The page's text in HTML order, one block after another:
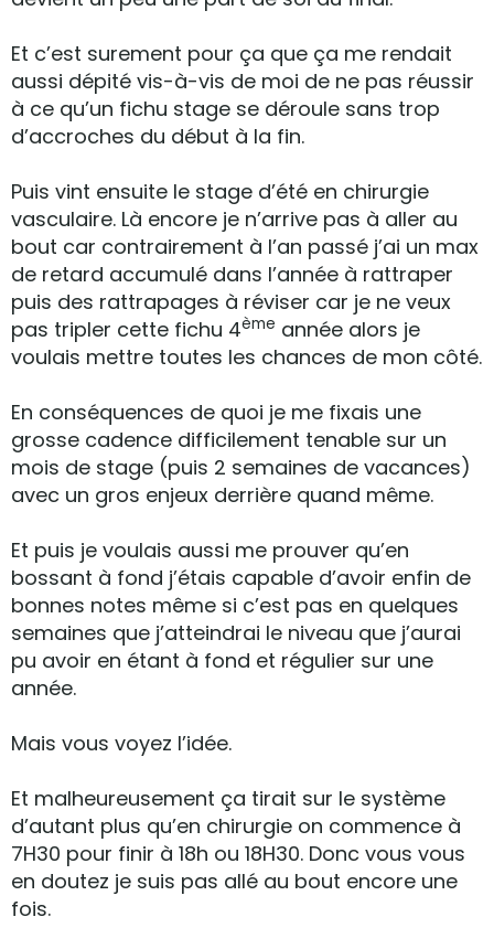
Et c’est surement pour ça que ça me rendait
aussi dépité vis-à-vis de moi de ne pas réussir
à ce qu’un fichu stage se déroule sans trop
d’accroches du début à la fin.
Puis vint ensuite le stage d’été en chirurgie
vasculaire. Là encore je n’arrive pas à aller au
bout car contrairement à l’an passé j’ai un max
de retard accumulé dans l’année à rattraper
puis des rattrapages à réviser car je ne veux
pas tripler cette fichu 4ème année alors je
voulais mettre toutes les chances de mon côté.
En conséquences de quoi je me fixais une
grosse cadence difficilement tenable sur un
mois de stage (puis 2 semaines de vacances)
avec un gros enjeux derrière quand même.
Et puis je voulais aussi me prouver qu’en
bossant à fond j’étais capable d’avoir enfin de
bonnes notes même si c’est pas en quelques
semaines que j’atteindrai le niveau que j’aurai
pu avoir en étant à fond et régulier sur une
année.
Mais vous voyez l’idée.
Et malheureusement ça tirait sur le système
d’autant plus qu’en chirurgie on commence à
7H30 pour finir à 18h ou 18H30. Donc vous vous
en doutez je suis pas allé au bout encore une
fois.